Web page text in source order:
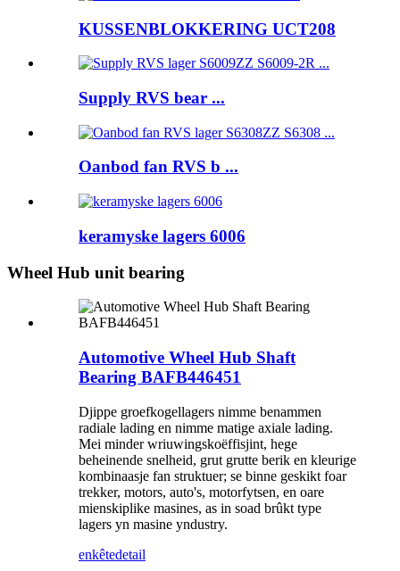
KUSSENBLOKKERING UCT208
Supply RVS bear ...
Oanbod fan RVS b ...
keramyske lagers 6006
Wheel Hub unit bearing
Automotive Wheel Hub Shaft
Bearing BAFB446451
Djippe groefkogellagers nimme benammen
radiale lading en nimme matige axiale lading.
Mei minder wriuwingskoëffisjint, hege
beheinende snelheid, grut grutte berik en kleurige
kombinaasje fan struktuer; se binne geskikt foar
trekker, motors, auto's, motorfytsen, en oare
mienskiplike masines, as in soad brûkt type
lagers yn masine yndustry.
enkêtedetail